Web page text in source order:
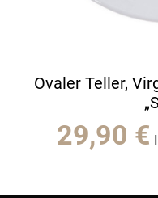
Ovaler Teller,
29,90 €